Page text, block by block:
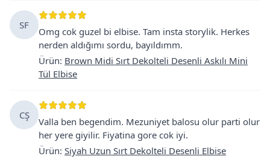
SF
Omg cok guzel bi elbise. Tam insta storylik. Herkes
nerden aldığımı sordu, bayıldımm.
Ürün: Brown Midi Sırt Dekolteli Desenli Askılı Mini
Tül Elbise
CŞ
Valla ben begendim. Mezuniyet balosu olur parti olur
her yere giyilir. Fiyatina gore cok iyi.
Ürün: Siyah Uzun Sırt Dekolteli Desenli Elbise